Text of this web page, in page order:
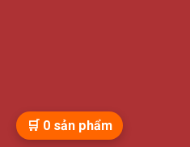
🛒 0 sản phẩm